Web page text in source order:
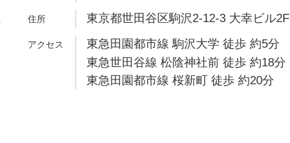
東京都世田谷区駒沢2-12-3 大幸ビル2F
東急田園都市線 駒沢大学 徒歩 約5分
東急世田谷線 松陰神社前 徒歩 約18分
東急田園都市線 桜新町 徒歩 約20分